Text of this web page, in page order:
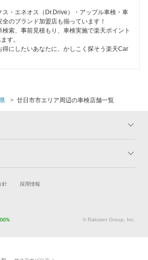
・エネオス（Dr.Drive）・アップル車検・車
のブランド加盟店も揃っています！
索、事前見積もり、車検実施で楽天ポイント
す。
得にしたいあなたに、かしこく探そう楽天Car
廿日市市エリア周辺の車検店舗一覧
キャンペーン一覧
新車購入
針 採用情報
© Rakuten Group, Inc.